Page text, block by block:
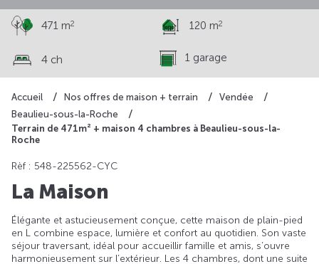
Accueil Nos offres de maison + terrain
Vendée
Beaulieu-sous-la-Roche
Terrain de 471m² + maison 4 chambres à Beaulieu-sous-la-
Roche
471 m2 120 m2
4 ch 1 garage
Rèf : 548-225562-CYC
La Maison
Élégante et astucieusement conçue, cette maison de plain-pied
en L combine espace, lumière et confort au quotidien. Son vaste
séjour traversant, idéal pour accueillir famille et amis, s’ouvre
harmonieusement sur l’extérieur. Les 4 chambres, dont une suite